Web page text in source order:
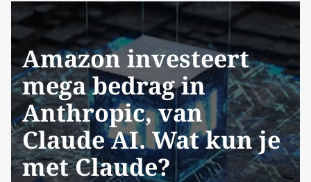
Amazon investeert
mega bedrag in
Anthropic, van
Claude AI. Wat kun je
met Claude?